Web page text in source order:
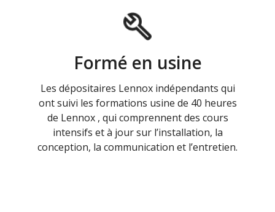
Formé en usine
Les dépositaires Lennox indépendants qui
ont suivi les formations usine de 40 heures
de Lennox , qui comprennent des cours
intensifs et à jour sur l’installation, la
conception, la communication et l’entretien.